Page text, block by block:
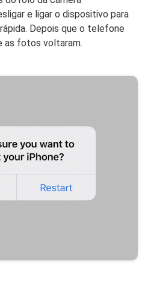
e ligar o dispositivo para
Depois que o telefone
as fotos voltaram.